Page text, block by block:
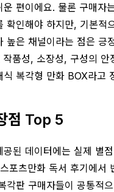
운 편이에요. 물론 구매자
확인해야 하지만, 기본적
높은 채널이라는 점은 긍
품성, 소장성, 구성의 안
식 복각형 만화 BOX라고
점 Top 5
공된 데이터에는 실제 별
포츠만화 독서 후기에서
각판 구매자들이 공통적